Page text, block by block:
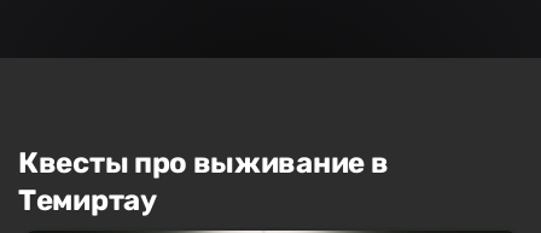
Квесты про выживание в
Темиртау